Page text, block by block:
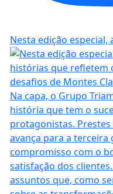
Nesta edição especial,